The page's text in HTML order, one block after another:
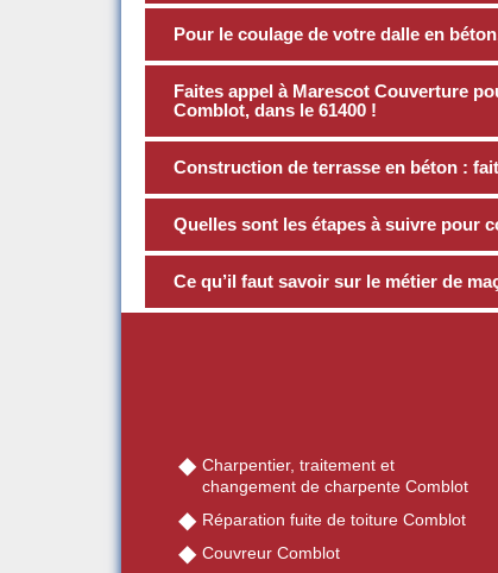
Pour le coulage de votre dalle en
Faites appel à Marescot Couverture
Comblot, dans le 61400 !
Construction de terrasse en béton :
Quelles sont les étapes à suivre pour
Ce qu’il faut savoir sur le métier de
Charpentier, traitement et
changement de charpente Comblot
Réparation fuite de toiture Comblot
Couvreur Comblot